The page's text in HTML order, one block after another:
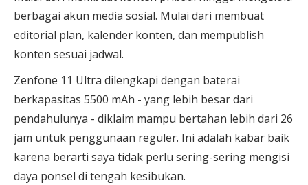
berbagai akun media sosial. Mulai dari membuat
editorial plan, kalender konten, dan mempublish
konten sesuai jadwal.
Zenfone 11 Ultra dilengkapi dengan baterai
berkapasitas 5500 mAh - yang lebih besar dari
pendahulunya - diklaim mampu bertahan lebih dari 26
jam untuk penggunaan reguler. Ini adalah kabar baik
karena berarti saya tidak perlu sering-sering mengisi
daya ponsel di tengah kesibukan.